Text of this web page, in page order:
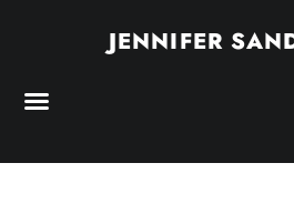
JENNIFER